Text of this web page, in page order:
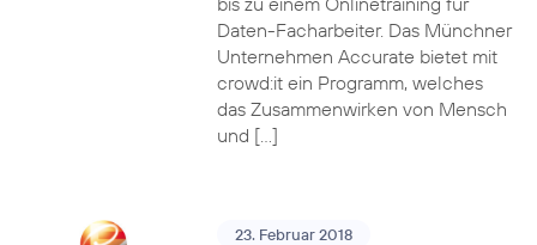
Daten-Facharbeiter. Das Münchner
Unternehmen Accurate bietet mit
crowd:it ein Programm, welches
das Zusammenwirken von Mensch
und […]
23. Februar 2018